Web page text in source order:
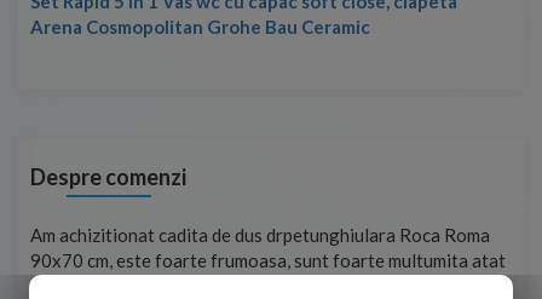
Arena Cosmopolitan Grohe Bau Ceramic
Despre comenzi
Am achizitionat cadita de dus drpetunghiulara Roca Roma
90x70 cm, este foarte frumoasa, sunt foarte multumita atat
de personalul firmei dvs. cu care am colaborat in obtinerea